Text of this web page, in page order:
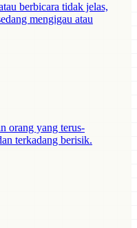
berbicara tidak jelas,
mengigau atau
orang yang terus-
terkadang berisik.